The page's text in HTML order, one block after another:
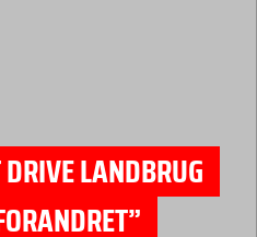
LANDBRUG